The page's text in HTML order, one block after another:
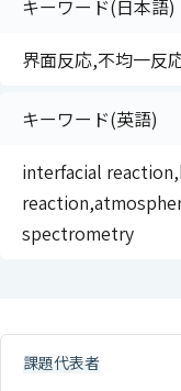
キーワード(日本語)
界面反応,不均一反
キーワード(英語)
interfacial
spectrometry
課題代表者